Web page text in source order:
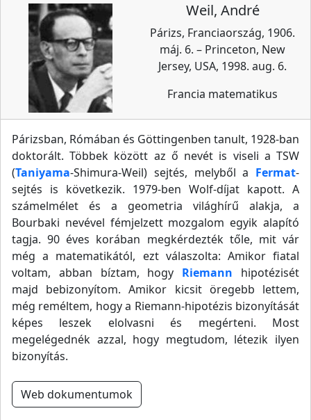
Weil, André
Párizs, Franciaország, 1906.
máj. 6. – Princeton, New
Jersey, USA, 1998. aug. 6.
Francia matematikus
Párizsban, Rómában és Göttingenben tanult, 1928-ban
doktorált. Többek között az ő nevét is viseli a TSW
(Taniyama-Shimura-Weil) sejtés, melyből a Fermat-
sejtés is következik. 1979-ben Wolf-díjat kapott. A
számelmélet és a geometria világhírű alakja, a
Bourbaki nevével fémjelzett mozgalom egyik alapító
tagja. 90 éves korában megkérdezték tőle, mit vár
még a matematikától, ezt válaszolta: Amikor fiatal
voltam, abban bíztam, hogy Riemann hipotézisét
majd bebizonyítom. Amikor kicsit öregebb lettem,
még reméltem, hogy a Riemann-hipotézis bizonyítását
képes leszek elolvasni és megérteni. Most
megelégednék azzal, hogy megtudom, létezik ilyen
bizonyítás.
Web dokumentumok